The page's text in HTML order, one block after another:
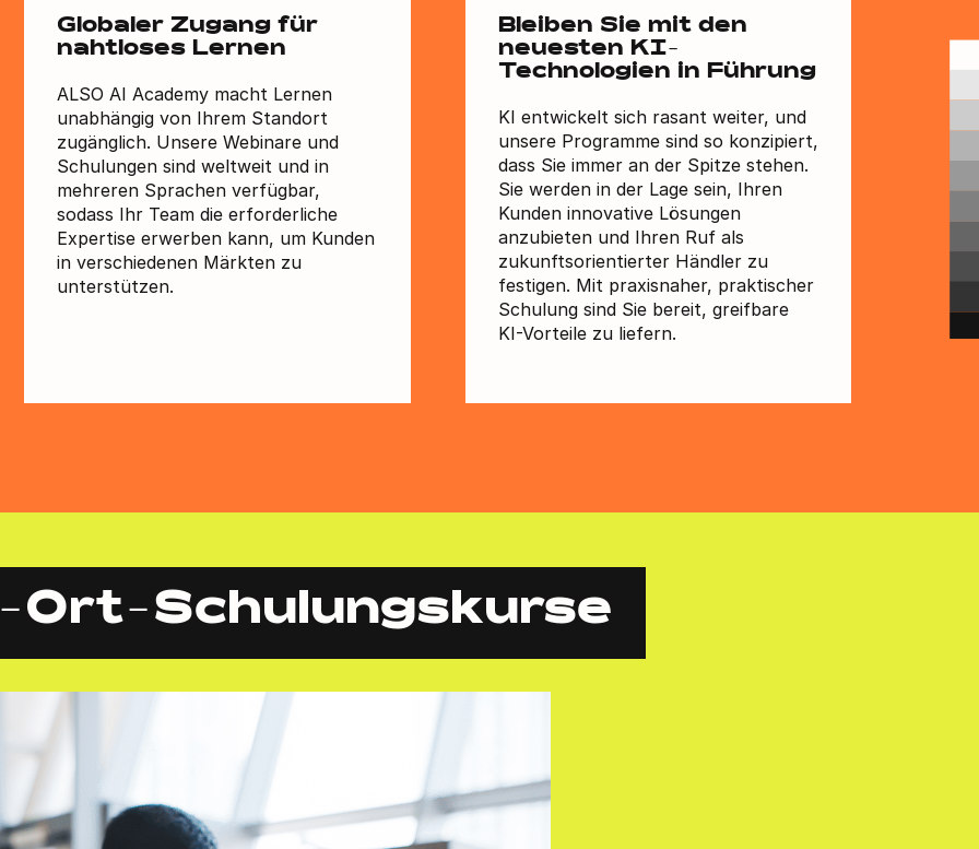
Globaler Zugang für
nahtloses Lernen
ALSO AI Academy macht Lernen
unabhängig von Ihrem Standort
zugänglich. Unsere Webinare und
Schulungen sind weltweit und in
mehreren Sprachen verfügbar,
sodass Ihr Team die erforderliche
Expertise erwerben kann, um Kunden
in verschiedenen Märkten zu
unterstützen.
Bleiben Sie mit den
neuesten KI-
Technologien in Führung
KI entwickelt sich rasant weiter, und
unsere Programme sind so konzipiert,
dass Sie immer an der Spitze stehen.
Sie werden in der Lage sein, Ihren
Kunden innovative Lösungen
anzubieten und Ihren Ruf als
zukunftsorientierter Händler zu
festigen. Mit praxisnaher, praktischer
Schulung sind Sie bereit, greifbare
KI-Vorteile zu liefern.
Ort-Schulungskurse